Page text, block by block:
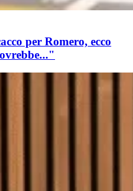
per Romero, ecco